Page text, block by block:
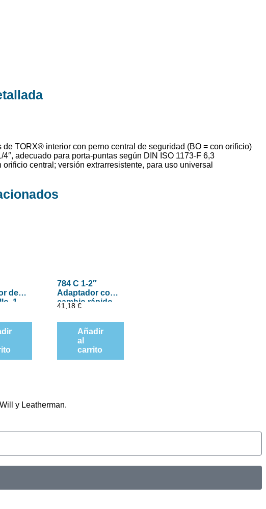
de TORX® interior con perno central de seguridad (BO = con orificio)
4″, adecuado para porta-puntas según DIN ISO 1173-F 6,3
central; versión extrarresistente, para uso universal
de
1-
784 C 1-2″
Adaptador con
cambio rápido
de Wera, art.
no. 784 C-2 x 5-
16″ x 50 mm
41,18 €
Añadir
al
carrito
y Leatherman.